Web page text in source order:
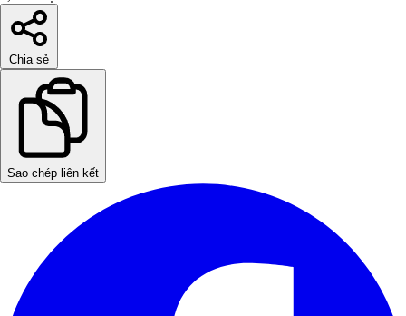
Chia sẻ
Sao chép liên kết